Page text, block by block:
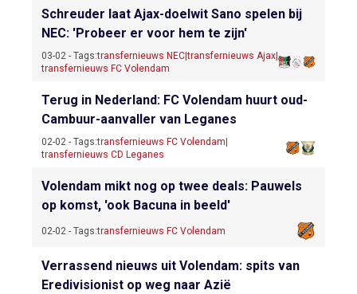
Schreuder laat Ajax-doelwit Sano spelen bij
NEC: 'Probeer er voor hem te zijn'
03-02 - Tags:transfernieuws NEC|transfernieuws Ajax
transfernieuws FC Volendam
Terug in Nederland: FC Volendam huurt oud-
Cambuur-aanvaller van Leganes
02-02 - Tags:transfernieuws FC Volendam
transfernieuws CD Leganes
Volendam mikt nog op twee deals: Pauwels
op komst, 'ook Bacuna in beeld'
02-02 - Tags:transfernieuws FC Volendam
Verrassend nieuws uit Volendam: spits van
Eredivisionist op weg naar Azië